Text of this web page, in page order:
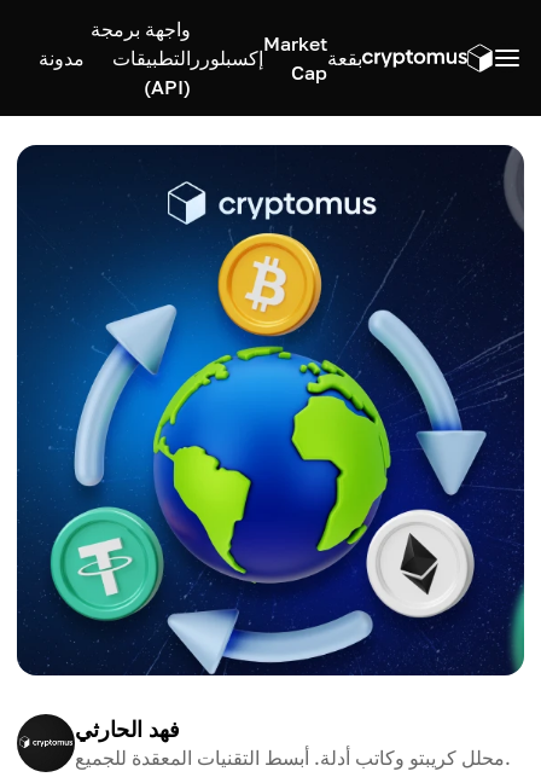
بقعة
Market
Cap
إكسبلورر
واجهة برمجة
التطبيقات
(API)
مدونة
فهد الحارثي
محلل كريبتو وكاتب أدلة. أبسط التقنيات المعقدة للجميع.